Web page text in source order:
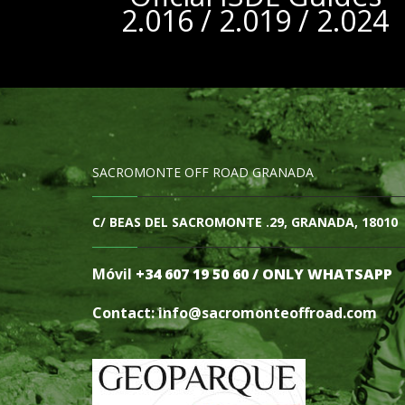
2.016 / 2.019 / 2.024
SACROMONTE OFF ROAD GRANADA
C/ BEAS DEL SACROMONTE .29, GRANADA, 18010
Móvil +34 607 19 50 60 / ONLY WHATSAPP
Contact: info@sacromonteoffroad.com